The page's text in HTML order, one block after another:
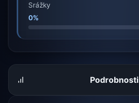
Srážky
0%
Podrobnosti